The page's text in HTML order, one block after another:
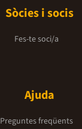
Sòcies i socis
Fes-te soci/a
Ajuda
Preguntes freqüents